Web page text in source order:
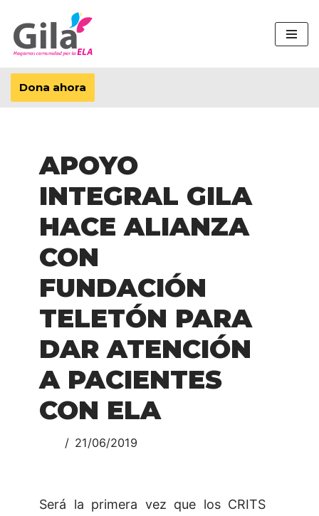
Saltar
al
contenido
Dona ahora
APOYO
INTEGRAL GILA
HACE ALIANZA
CON
FUNDACIÓN
TELETÓN PARA
DAR ATENCIÓN
A PACIENTES
CON ELA
21/06/2019
Será la primera vez que los CRITS